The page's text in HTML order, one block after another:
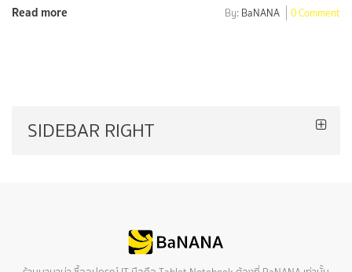
Read more By: BaNANA 0 Comment
SIDEBAR RIGHT